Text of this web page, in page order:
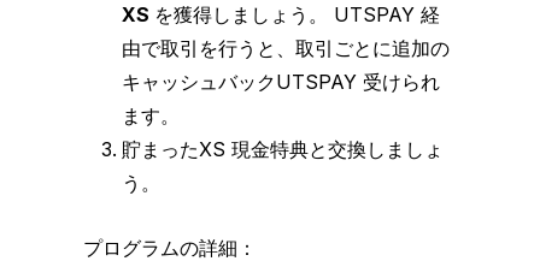
XS を獲得しましょう。 UTSPAY 経
由で取引を行うと、取引ごとに追加の
キャッシュバックUTSPAY 受けられ
ます。
貯まったXS 現金特典と交換しましょ
う。
プログラムの詳細：